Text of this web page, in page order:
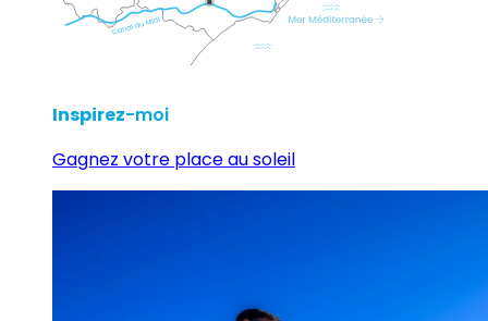
Inspirez-moi
Gagnez votre place au soleil